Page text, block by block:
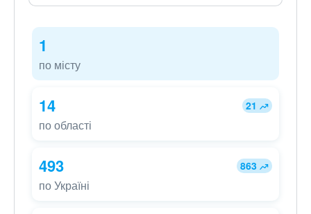
1
по місту
14 21
по області
493 863
по Україні